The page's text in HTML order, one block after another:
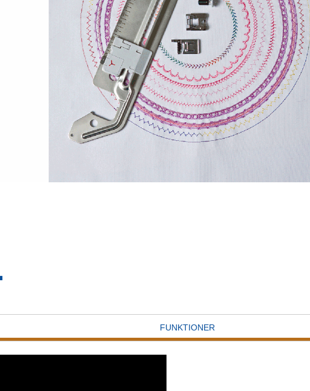
FUNKTIONER